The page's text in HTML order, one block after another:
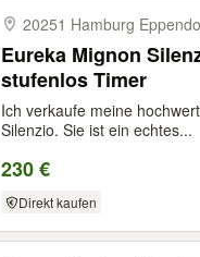
20251 Hamburg
Eureka Mignon
stufenlos Timer
Ich verkaufe meine
Silenzio. Sie ist ein echtes...
230 €
Direkt kaufen